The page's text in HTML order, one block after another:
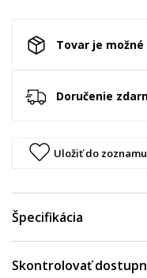
Tovar je
Doručenie
Uložiť do
Špecifikácia
Skontrolovať